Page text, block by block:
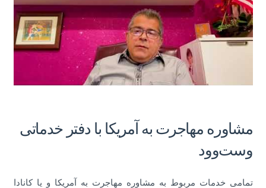
مشاوره مهاجرت به آمریکا با دفتر خدماتی
وست‌وود
تمامی خدمات مربوط به مشاوره مهاجرت به آمریکا و یا کانادا